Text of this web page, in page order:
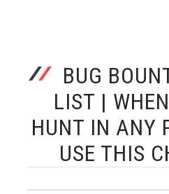
BUG
LIST |
HUNT IN ANY
USE THIS